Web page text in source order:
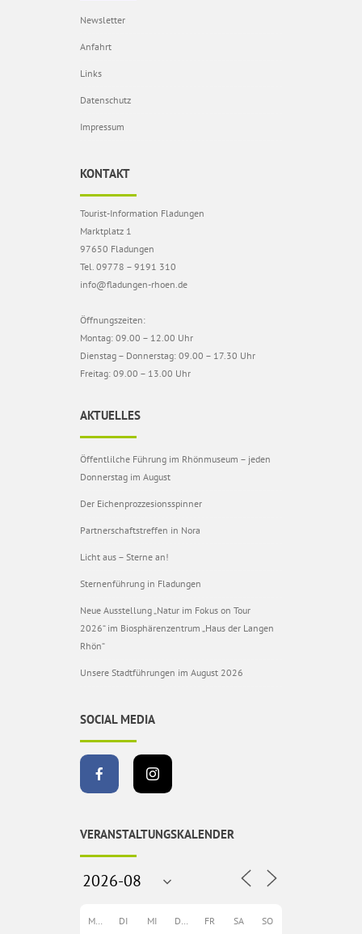
Newsletter
Anfahrt
Links
Datenschutz
Impressum
KONTAKT
Tourist-Information Fladungen
Marktplatz 1
97650 Fladungen
Tel. 09778 – 9191 310
info@fladungen-rhoen.de
Öffnungszeiten:
Montag: 09.00 – 12.00 Uhr
Dienstag – Donnerstag: 09.00 – 17.30 Uhr
Freitag: 09.00 – 13.00 Uhr
AKTUELLES
Öffentlilche Führung im Rhönmuseum – jeden
Donnerstag im August
Der Eichenprozzesionsspinner
Partnerschaftstreffen in Nora
Licht aus – Sterne an!
Sternenführung in Fladungen
Neue Ausstellung „Natur im Fokus on Tour
2026“ im Biosphärenzentrum „Haus der Langen
Rhön“
Unsere Stadtführungen im August 2026
SOCIAL MEDIA
VERANSTALTUNGSKALENDER
MO DI MI DO FR SA SO